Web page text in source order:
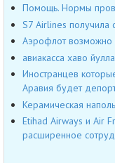
Помощь. Нормы
S7 Airlines получила
Аэрофлот возможно
авиакасса хаво
Иностранцев
Аравия будет
Керамическая
Etihad Airways и Air
расширенное